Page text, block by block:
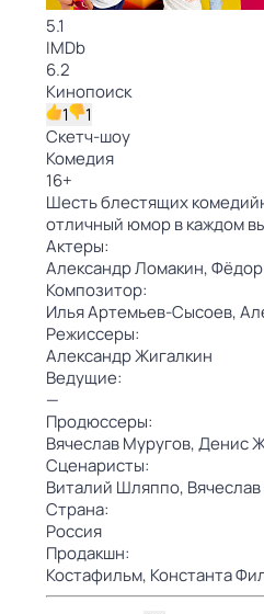
5.1
IMDb
6.2
Кинопоиск
1
1
Скетч-шоу
Комедия
16+
Шесть блестящих
отличный юмор в каждом
Актеры:
Александр Ломакин,
Композитор:
Илья Артемьев-Сысоев,
Режиссеры:
Александр Жигалкин
Ведущие:
—
Продюссеры:
Вячеслав Муругов,Денис
Сценаристы:
Виталий Шляппо,
Страна:
Россия
Продакшн:
Костафильм, Константа